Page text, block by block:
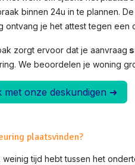
binnen 24u in te plannen.
ontvang je het attest tegen een
zorgt ervoor dat je aanvraag
We beoordelen je woning
met onze deskundigen ➜
plaatsvinden?
tijd hebt tussen het